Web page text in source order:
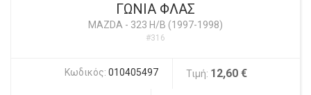
ΓΩΝΙΑ ΦΛΑΣ
MAZDA - 323 H/B (1997-1998)
#316
Κωδικός: 010405497 Τιμή: 12,60 €